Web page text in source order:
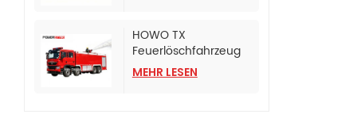
HOWO TX
Feuerlöschfahrzeug
mit CB10/120
Feuerlöschpumpe
MEHR LESEN